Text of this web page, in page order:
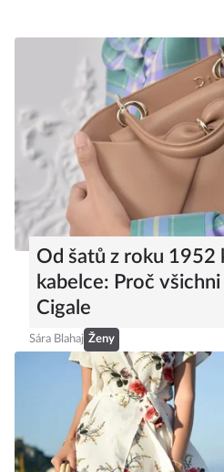
Od šatů z roku 1952
kabelce: Proč
Cigale
Sára Blahaj Ženy